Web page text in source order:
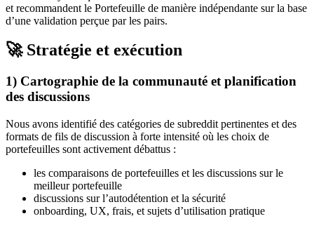
et recommandent le Portefeuille de manière indépendante sur la base
d’une validation perçue par les pairs.
🚀 Stratégie et exécution
1) Cartographie de la communauté et planification
des discussions
Nous avons identifié des catégories de subreddit pertinentes et des
formats de fils de discussion à forte intensité où les choix de
portefeuilles sont activement débattus :
les comparaisons de portefeuilles et les discussions sur le
meilleur portefeuille
discussions sur l’autodétention et la sécurité
onboarding, UX, frais, et sujets d’utilisation pratique